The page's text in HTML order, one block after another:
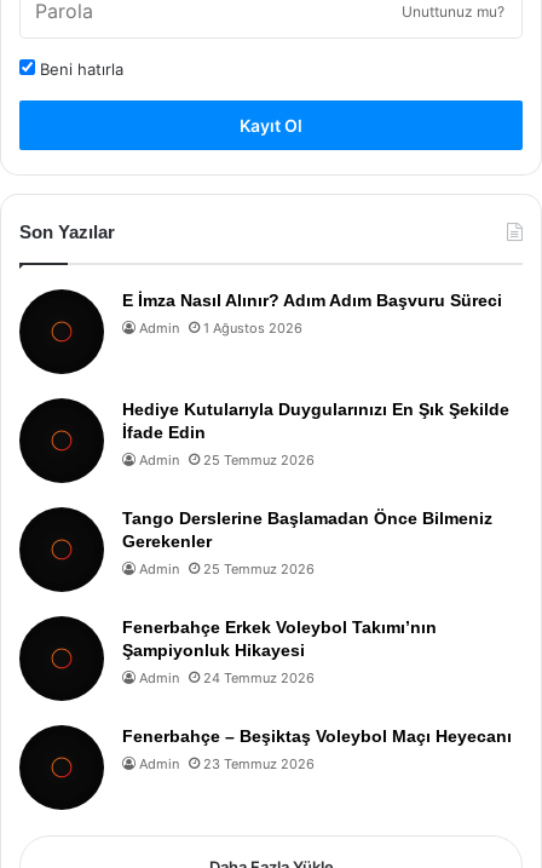
Unuttunuz mu?
Beni hatırla
Kayıt Ol
Son Yazılar
E İmza Nasıl Alınır? Adım Adım Başvuru Süreci
Admin 1 Ağustos 2026
Hediye Kutularıyla Duygularınızı En Şık Şekilde
İfade Edin
Admin 25 Temmuz 2026
Tango Derslerine Başlamadan Önce Bilmeniz
Gerekenler
Admin 25 Temmuz 2026
Fenerbahçe Erkek Voleybol Takımı’nın
Şampiyonluk Hikayesi
Admin 24 Temmuz 2026
Fenerbahçe – Beşiktaş Voleybol Maçı Heyecanı
Admin 23 Temmuz 2026